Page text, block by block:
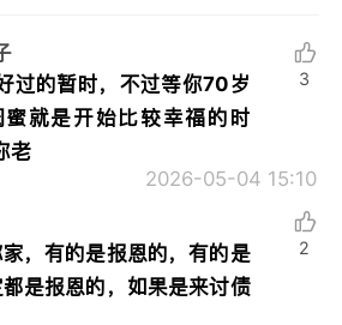
过的暂时，不过等你70岁
就是开始比较幸福的时
老
2026-05-04 15:10
3
，有的是报恩的，有的是
是报恩的，如果是来讨债
2